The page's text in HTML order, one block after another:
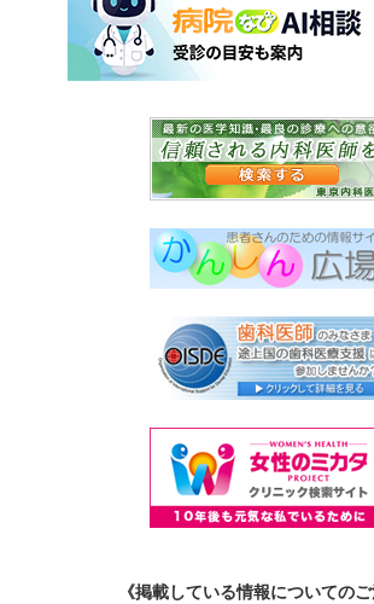
《掲載している情報についてのご